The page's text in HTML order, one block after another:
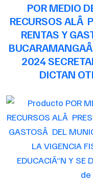
POR MEDIO
RECURSOS ALÂ
RENTAS Y
2024
DICTAN